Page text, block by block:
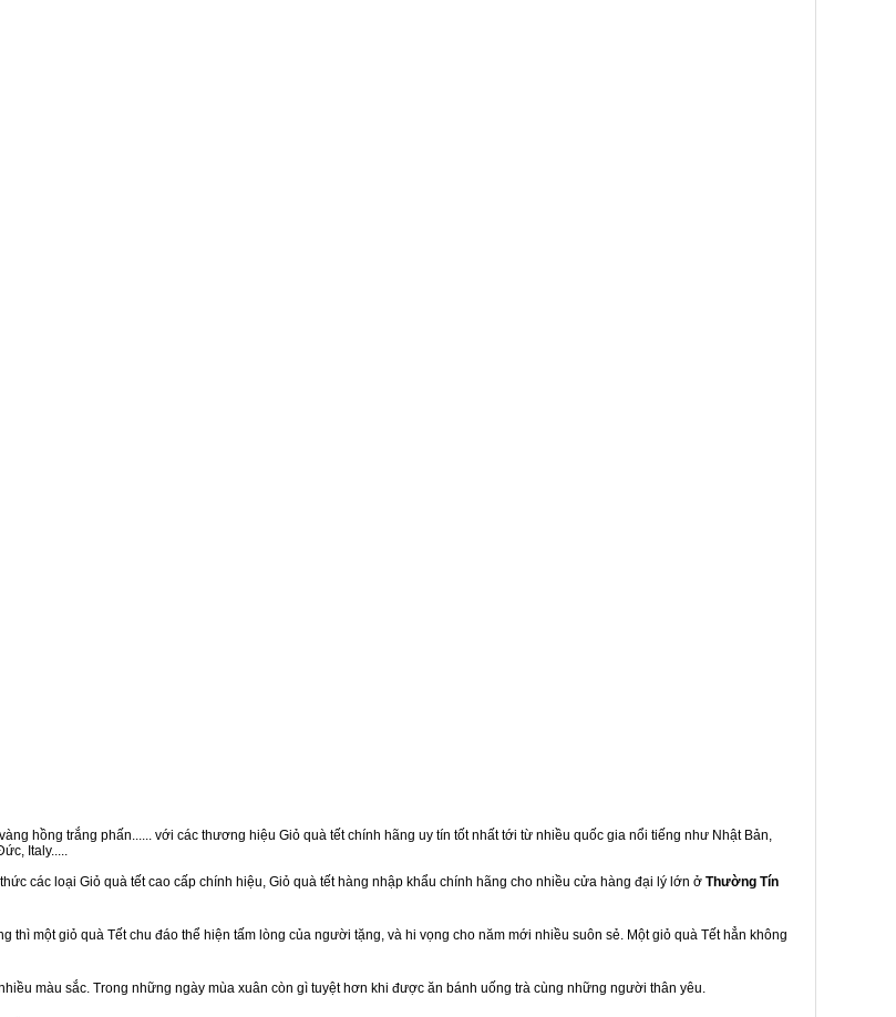
hồng trắng phấn...... với các thương hiệu Giỏ quà tết chính hãng uy tín tốt nhất tới từ nhiều quốc gia nổi tiếng như Nhật Bản,
Italy.....
các loại Giỏ quà tết cao cấp chính hiệu, Giỏ quà tết hàng nhập khẩu chính hãng cho nhiều cửa hàng đại lý lớn ở Thường Tín
một giỏ quà Tết chu đáo thể hiện tấm lòng của người tặng, và hi vọng cho năm mới nhiều suôn sẻ. Một giỏ quà Tết hẳn không
màu sắc. Trong những ngày mùa xuân còn gì tuyệt hơn khi được ăn bánh uống trà cùng những người thân yêu.